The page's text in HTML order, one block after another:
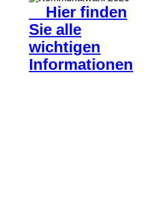
Hier finden
Sie alle
wichtigen
Informationen